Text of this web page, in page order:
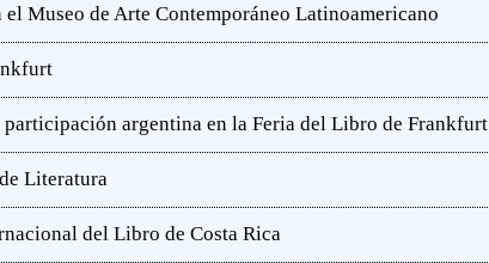
Museo de Arte Contemporáneo Latinoamericano
participación argentina en la Feria del Libro de Frankfurt
Literatura
del Libro de Costa Rica